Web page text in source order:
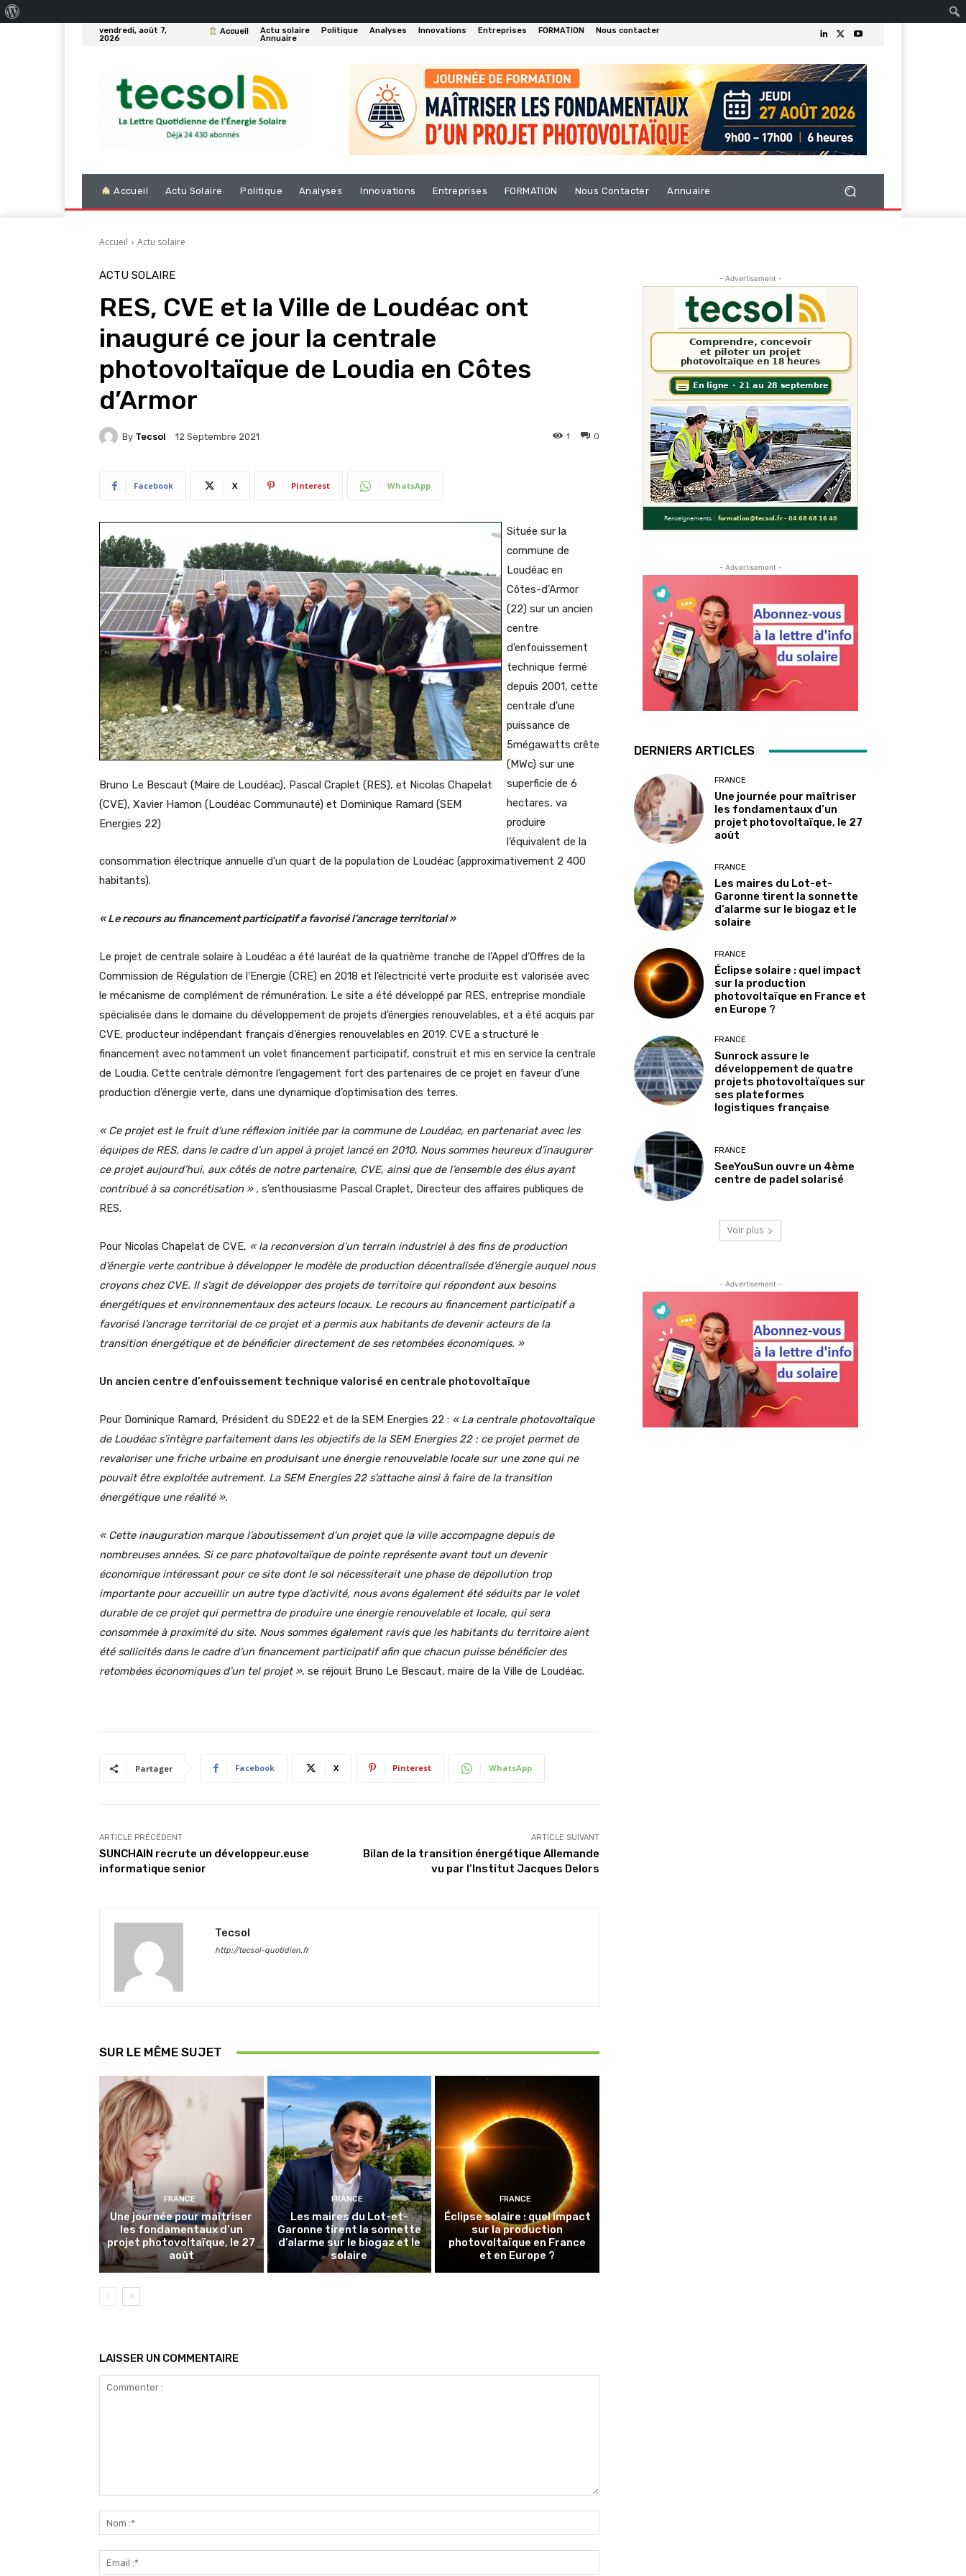
vendredi, août 7,
2026
Accueil Actu solaire Politique Analyses Innovations Entreprises FORMATION
Nous contacter
Annuaire
Accueil Actu Solaire Politique Analyses Innovations Entreprises FORMATION Nous Contacter Annuaire
Accueil Actu solaire
ACTU SOLAIRE
RES, CVE et la Ville de Loudéac ont
inauguré ce jour la centrale
photovoltaïque de Loudia en Côtes
d’Armor
By Tecsol 12 Septembre 2021 0
1
Facebook X Pinterest WhatsApp
Bruno Le Bescaut (Maire de Loudéac), Pascal Craplet (RES), et Nicolas Chapelat
(CVE), Xavier Hamon (Loudéac Communauté) et Dominique Ramard (SEM
Energies 22)
Située sur la
commune de
Loudéac en
Côtes-d’Armor
(22) sur un ancien
centre
d’enfouissement
technique fermé
depuis 2001, cette
centrale d’une
puissance de
5mégawatts crête
(MWc) sur une
superficie de 6
hectares, va
produire
l’équivalent de la
consommation électrique annuelle d’un quart de la population de Loudéac (approximativement 2 400
habitants).
« Le recours au financement participatif a favorisé l’ancrage territorial »
Le projet de centrale solaire à Loudéac a été lauréat de la quatrième tranche de l’Appel d’Offres de la
Commission de Régulation de l’Energie (CRE) en 2018 et l’électricité verte produite est valorisée avec
le mécanisme de complément de rémunération. Le site a été développé par RES, entreprise mondiale
spécialisée dans le domaine du développement de projets d’énergies renouvelables, et a été acquis par
CVE, producteur indépendant français d’énergies renouvelables en 2019. CVE a structuré le
financement avec notamment un volet financement participatif, construit et mis en service la centrale
de Loudia. Cette centrale démontre l’engagement fort des partenaires de ce projet en faveur d’une
production d’énergie verte, dans une dynamique d’optimisation des terres.
« Ce projet est le fruit d’une réflexion initiée par la commune de Loudéac, en partenariat avec les
équipes de RES, dans le cadre d’un appel à projet lancé en 2010. Nous sommes heureux d’inaugurer
ce projet aujourd’hui, aux côtés de notre partenaire, CVE, ainsi que de l’ensemble des élus ayant
contribué à sa concrétisation » , s’enthousiasme Pascal Craplet, Directeur des affaires publiques de
RES.
Pour Nicolas Chapelat de CVE, « la reconversion d’un terrain industriel à des fins de production
d’énergie verte contribue à développer le modèle de production décentralisée d’énergie auquel nous
croyons chez CVE. Il s’agit de développer des projets de territoire qui répondent aux besoins
énergétiques et environnementaux des acteurs locaux. Le recours au financement participatif a
favorisé l’ancrage territorial de ce projet et a permis aux habitants de devenir acteurs de la
transition énergétique et de bénéficier directement de ses retombées économiques. »
Un ancien centre d’enfouissement technique valorisé en centrale photovoltaïque
Pour Dominique Ramard, Président du SDE22 et de la SEM Energies 22 : « La centrale photovoltaïque
de Loudéac s’intègre parfaitement dans les objectifs de la SEM Energies 22 : ce projet permet de
revaloriser une friche urbaine en produisant une énergie renouvelable locale sur une zone qui ne
pouvait être exploitée autrement. La SEM Energies 22 s’attache ainsi à faire de la transition
énergétique une réalité ».
« Cette inauguration marque l’aboutissement d’un projet que la ville accompagne depuis de
nombreuses années. Si ce parc photovoltaïque de pointe représente avant tout un devenir
économique intéressant pour ce site dont le sol nécessiterait une phase de dépollution trop
importante pour accueillir un autre type d’activité, nous avons également été séduits par le volet
durable de ce projet qui permettra de produire une énergie renouvelable et locale, qui sera
consommée à proximité du site. Nous sommes également ravis que les habitants du territoire aient
été sollicités dans le cadre d’un financement participatif afin que chacun puisse bénéficier des
retombées économiques d’un tel projet », se réjouit Bruno Le Bescaut, maire de la Ville de Loudéac.
Partager Facebook X Pinterest WhatsApp
ARTICLE PRÉCÉDENT
SUNCHAIN recrute un développeur.euse
informatique senior
ARTICLE SUIVANT
Bilan de la transition énergétique Allemande
vu par l’Institut Jacques Delors
Tecsol
http://tecsol-quotidien.fr
SUR LE MÊME SUJET
FRANCE
Une journée pour maîtriser
les fondamentaux d’un
projet photovoltaïque, le 27
août
FRANCE
Les maires du Lot-et-
Garonne tirent la sonnette
d’alarme sur le biogaz et le
solaire
FRANCE
Éclipse solaire : quel impact
sur la production
photovoltaïque en France
et en Europe ?
LAISSER UN COMMENTAIRE
:*
:*
- Advertisement -
- Advertisement -
DERNIERS ARTICLES
FRANCE
Une journée pour maîtriser
les fondamentaux d’un
projet photovoltaïque, le 27
août
FRANCE
Les maires du Lot-et-
Garonne tirent la sonnette
d’alarme sur le biogaz et le
solaire
FRANCE
Éclipse solaire : quel impact
sur la production
photovoltaïque en France et
en Europe ?
FRANCE
Sunrock assure le
développement de quatre
projets photovoltaïques sur
ses plateformes
logistiques française
FRANCE
SeeYouSun ouvre un 4ème
centre de padel solarisé
Voir plus
- Advertisement -